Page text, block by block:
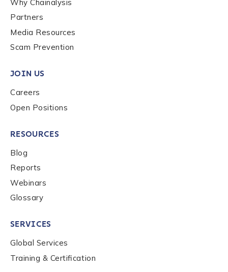
Why Chainalysis
Partners
Media Resources
Scam Prevention
JOIN US
Careers
Open Positions
RESOURCES
Blog
Reports
Webinars
Glossary
SERVICES
Global Services
Training & Certification